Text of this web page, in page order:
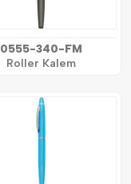
0555-340-FM
Roller Kalem